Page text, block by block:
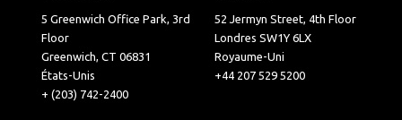
5 Greenwich Office Park, 3rd
Floor
Greenwich, CT 06831
États-Unis
+ (203) 742-2400
52 Jermyn Street, 4th Floor
Londres SW1Y 6LX
Royaume-Uni
+44 207 529 5200